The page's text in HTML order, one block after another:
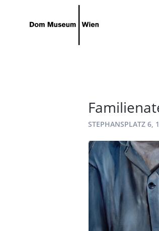
STEPHANSPLATZ 6,